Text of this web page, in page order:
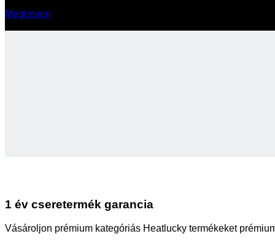
Meglesem
1 év cseretermék garancia
Vásároljon prémium kategóriás Heatlucky termékeket